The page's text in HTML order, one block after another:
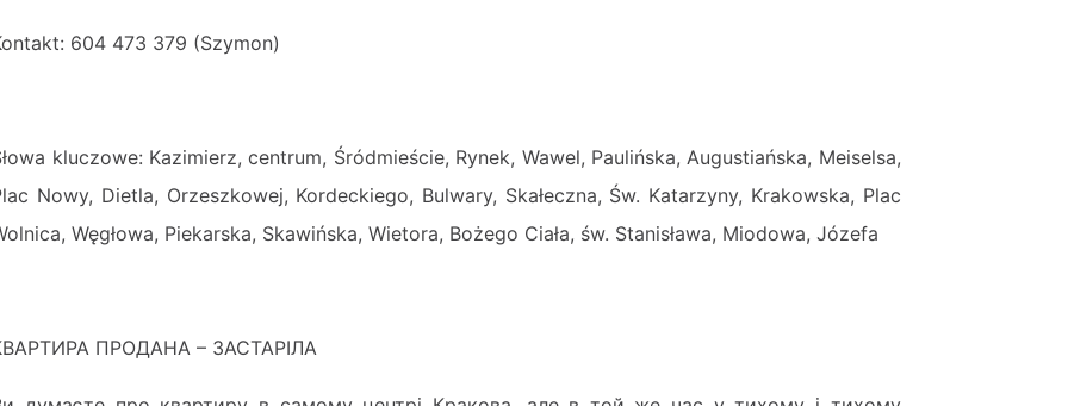
604 473 379 (Szymon)
kluczowe: Kazimierz, centrum, Śródmieście, Rynek, Wawel, Paulińska, Augustiańska, Meiselsa,
Nowy, Dietla, Orzeszkowej, Kordeckiego, Bulwary, Skałeczna, Św. Katarzyny, Krakowska, Plac
Węgłowa, Piekarska, Skawińska, Wietora, Bożego Ciała, św. Stanisława, Miodowa, Józefa
ПРОДАНА – ЗАСТАРІЛА